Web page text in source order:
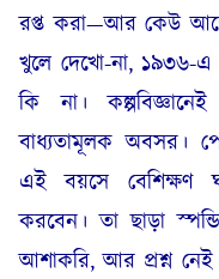
রপ্ত করা—আর কেউ
খুলে দেখো-না, ১৯৩৬-
কি না।
বাধ্যতামূলক অবসর।
এই বয়সে বেশিক্ষণ
করবেন। তা ছাড়া
আশাকরি, আর প্রশ্ন